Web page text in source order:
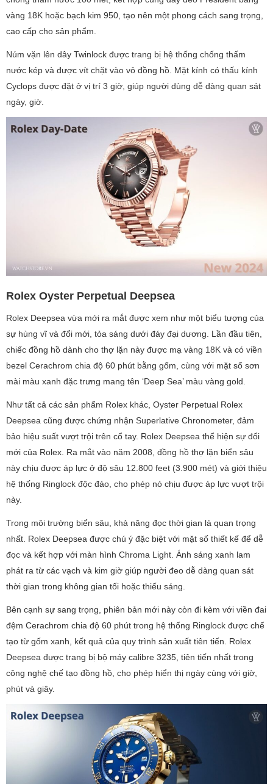
vàng 18K hoặc bạch kim 950, tạo nên một phong cách sang trọng,
cao cấp cho sản phẩm.
Núm vặn lên dây Twinlock được trang bị hệ thống chống thấm
nước kép và được vít chặt vào vỏ đồng hồ. Mặt kính có thấu kính
Cyclops được đặt ở vị trí 3 giờ, giúp người dùng dễ dàng quan sát
ngày, giờ.
Rolex Oyster Perpetual Deepsea
Rolex Deepsea vừa mới ra mắt được xem như một biểu tượng của
sự hùng vĩ và đổi mới, tỏa sáng dưới đáy đại dương. Lần đầu tiên,
chiếc đồng hồ dành cho thợ lặn này được mạ vàng 18K và có viền
bezel Cerachrom chia độ 60 phút bằng gốm, cùng với mặt số sơn
mài màu xanh đặc trưng mang tên ‘Deep Sea’ màu vàng gold.
Như tất cả các sản phẩm Rolex khác, Oyster Perpetual Rolex
Deepsea cũng được chứng nhận Superlative Chronometer, đảm
bảo hiệu suất vượt trội trên cổ tay. Rolex Deepsea thể hiện sự đổi
mới của Rolex. Ra mắt vào năm 2008, đồng hồ thợ lặn biển sâu
này chịu được áp lực ở độ sâu 12.800 feet (3.900 mét) và giới thiệu
hệ thống Ringlock độc đáo, cho phép nó chịu được áp lực vượt trội
này.
Trong môi trường biển sâu, khả năng đọc thời gian là quan trọng
nhất. Rolex Deepsea được chú ý đặc biệt với mặt số thiết kế để dễ
đọc và kết hợp với màn hình Chroma Light. Ánh sáng xanh lam
phát ra từ các vạch và kim giờ giúp người đeo dễ dàng quan sát
thời gian trong không gian tối hoặc thiếu sáng.
Bên cạnh sự sang trọng, phiên bản mới này còn đi kèm với viền đai
đệm Cerachrom chia độ 60 phút trong hệ thống Ringlock được chế
tạo từ gốm xanh, kết quả của quy trình sản xuất tiên tiến. Rolex
Deepsea được trang bị bộ máy calibre 3235, tiên tiến nhất trong
công nghệ chế tạo đồng hồ, cho phép hiển thị ngày cùng với giờ,
phút và giây.